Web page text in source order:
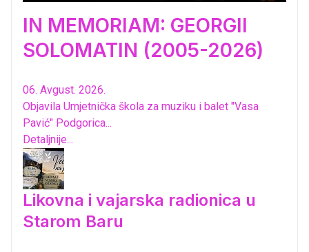
IN MEMORIAM: GEORGII
SOLOMATIN (2005-2026)
06. Avgust. 2026.
Objavila Umjetnička škola za muziku i balet "Vasa
Pavić" Podgorica...
Detaljnije...
Likovna i vajarska radionica u
Starom Baru